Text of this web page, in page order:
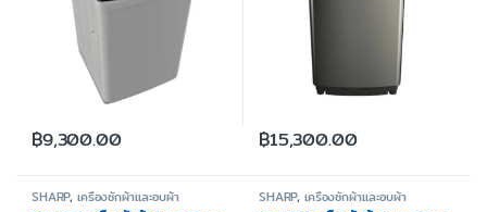
฿9,300.00 ฿15,300.00
SHARP,เครื่องซักผ้าและอบผ้า SHARP,เครื่องซักผ้าและอบผ้า